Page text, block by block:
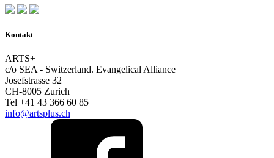
Kontakt
ARTS+
c/o SEA - Switzerland. Evangelical Alliance
Josefstrasse 32
CH-8005 Zurich
Tel +41 43 366 60 85
info@artsplus.ch